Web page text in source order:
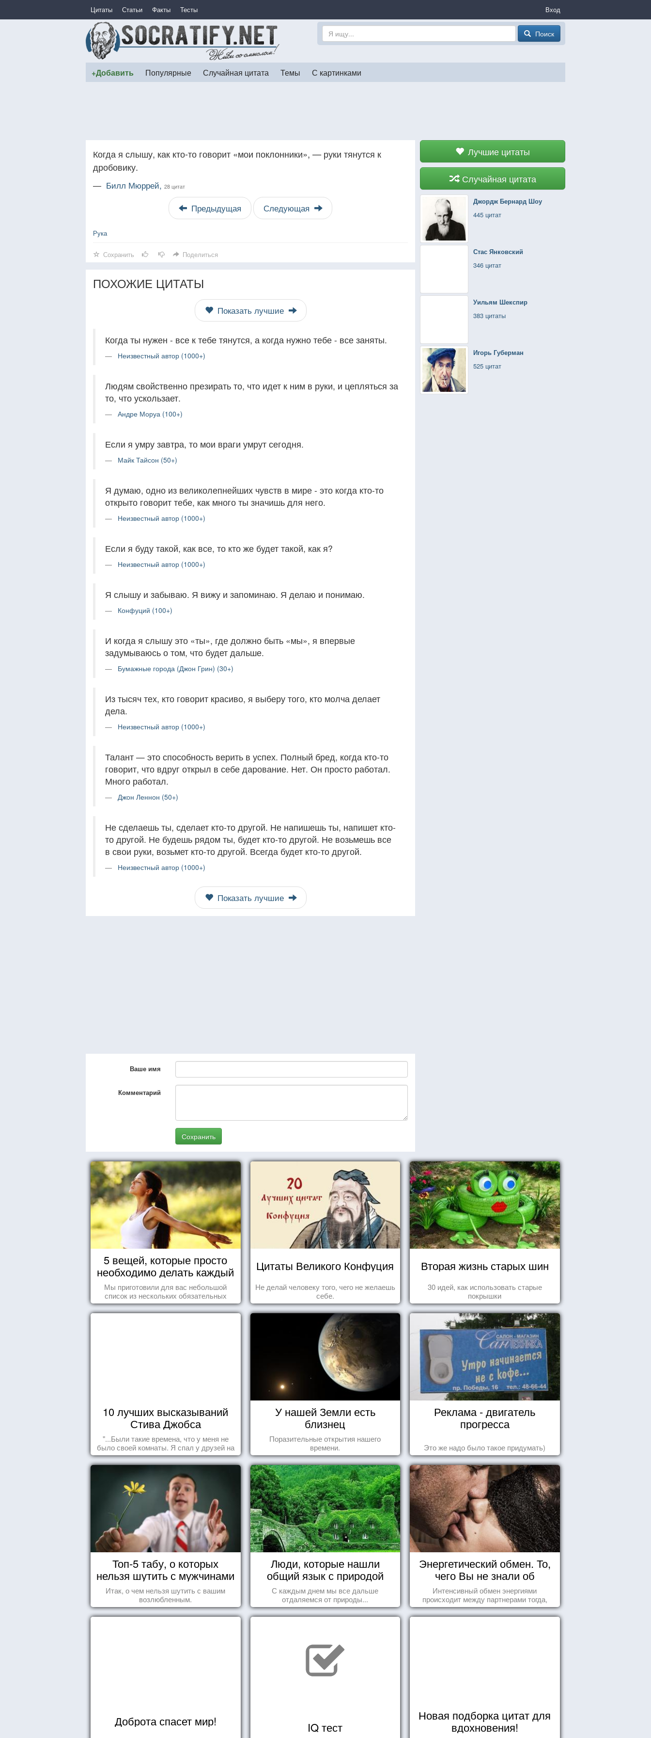
Цитаты Статьи Факты Тесты Вход
Поиск
+Добавить Популярные Случайная цитата Темы С картинками
Лучшие цитаты
Случайная цитата
Джордж Бернард Шоу
445 цитат
Стас Янковский
346 цитат
Уильям Шекспир
383 цитаты
Игорь Губерман
525 цитат
Когда я слышу, как кто-то говорит «мои поклонники», — руки тянутся к
дробовику.
— Билл Мюррей, 28 цитат
Предыдущая Следующая
Рука
Сохранить Поделиться
ПОХОЖИЕ ЦИТАТЫ
Показать лучшие
Когда ты нужен - все к тебе тянутся, а когда нужно тебе - все заняты.
Неизвестный автор (1000+)
Людям свойственно презирать то, что идет к ним в руки, и цепляться за
то, что ускользает.
Андре Моруа (100+)
Если я умру завтра, то мои враги умрут сегодня.
Майк Тайсон (50+)
Я думаю, одно из великолепнейших чувств в мире - это когда кто-то
открыто говорит тебе, как много ты значишь для него.
Неизвестный автор (1000+)
Если я буду такой, как все, то кто же будет такой, как я?
Неизвестный автор (1000+)
Я слышу и забываю. Я вижу и запоминаю. Я делаю и понимаю.
Конфуций (100+)
И когда я слышу это «ты», где должно быть «мы», я впервые
задумываюсь о том, что будет дальше.
Бумажные города (Джон Грин) (30+)
Из тысяч тех, кто говорит красиво, я выберу того, кто молча делает
дела.
Неизвестный автор (1000+)
Талант — это способность верить в успех. Полный бред, когда кто-то
говорит, что вдруг открыл в себе дарование. Нет. Он просто работал.
Много работал.
Джон Леннон (50+)
Не сделаешь ты, сделает кто-то другой. Не напишешь ты, напишет кто-
то другой. Не будешь рядом ты, будет кто-то другой. Не возьмешь все
в свои руки, возьмет кто-то другой. Всегда будет кто-то другой.
Неизвестный автор (1000+)
Показать лучшие
Ваше имя
Комментарий
Сохранить
5 вещей, которые просто
необходимо делать каждый
день
Мы приготовили для вас небольшой
список из нескольких обязательных
вещей, которые должны стать частью
вашего дня.
Цитаты Великого Конфуция
Не делай человеку того, чего не желаешь
себе.
Вторая жизнь старых шин
30 идей, как использовать старые
покрышки
10 лучших высказываний
Стива Джобса
"...Были такие времена, что у меня не
было своей комнаты. Я спал у друзей на
полу, а для того, чтобы купить еды -
сдавал бутылки из под кока-колы"
У нашей Земли есть
близнец
Поразительные открытия нашего
времени.
Реклама - двигатель
прогресса
Это же надо было такое придумать)
Топ-5 табу, о которых
нельзя шутить с мужчинами
Итак, о чем нельзя шутить с вашим
возлюбленным.
Люди, которые нашли
общий язык с природой
С каждым днем мы все дальше
отдаляемся от природы...
Энергетический обмен. То,
чего Вы не знали об
отношениях
Интенсивный обмен энергиями
происходит между партнерами тогда,
когда они испытывают симпатию друг к
другу...
Доброта спасет мир! IQ тест
Новая подборка цитат для
вдохновения!